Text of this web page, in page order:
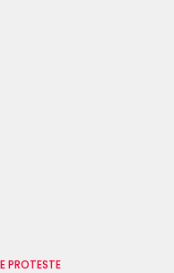
PROTESTE